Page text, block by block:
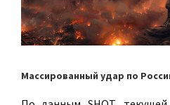
Массированный удар по